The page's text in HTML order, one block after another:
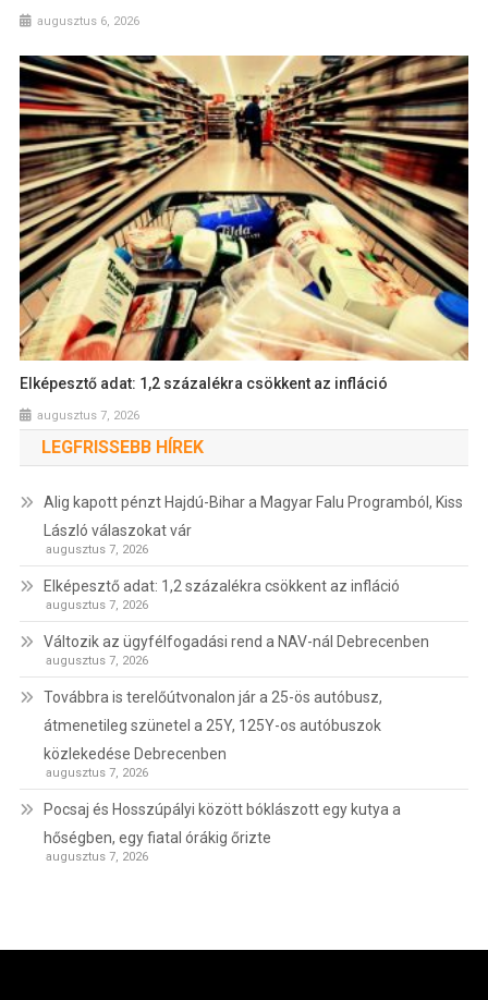
augusztus 6, 2026
Elképesztő adat: 1,2 százalékra csökkent az infláció
augusztus 7, 2026
LEGFRISSEBB HÍREK
Alig kapott pénzt Hajdú-Bihar a Magyar Falu Programból, Kiss
László válaszokat vár
augusztus 7, 2026
Elképesztő adat: 1,2 százalékra csökkent az infláció
augusztus 7, 2026
Változik az ügyfélfogadási rend a NAV-nál Debrecenben
augusztus 7, 2026
Továbbra is terelőútvonalon jár a 25-ös autóbusz,
átmenetileg szünetel a 25Y, 125Y-os autóbuszok
közlekedése Debrecenben
augusztus 7, 2026
Pocsaj és Hosszúpályi között bóklászott egy kutya a
hőségben, egy fiatal órákig őrizte
augusztus 7, 2026